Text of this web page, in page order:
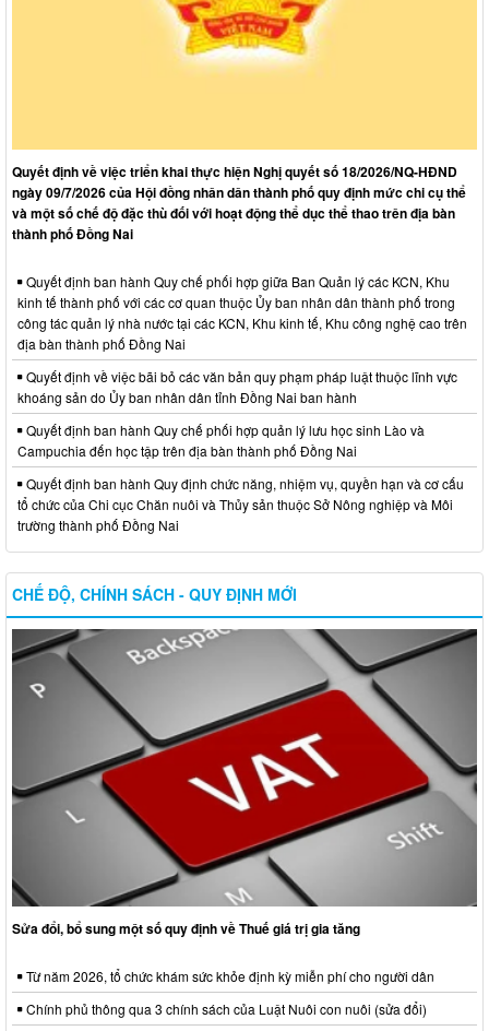
Quyết định về việc triển khai thực hiện Nghị quyết số 18/2026/NQ-HĐND
ngày 09/7/2026 của Hội đồng nhân dân thành phố quy định mức chi cụ thể
và một số chế độ đặc thù đối với hoạt động thể dục thể thao trên địa bàn
thành phố Đồng Nai
Quyết định ban hành Quy chế phối hợp giữa Ban Quản lý các KCN, Khu
kinh tế thành phố với các cơ quan thuộc Ủy ban nhân dân thành phố trong
công tác quản lý nhà nước tại các KCN, Khu kinh tế, Khu công nghệ cao trên
địa bàn thành phố Đồng Nai
Quyết định về việc bãi bỏ các văn bản quy phạm pháp luật thuộc lĩnh vực
khoáng sản do Ủy ban nhân dân tỉnh Đồng Nai ban hành
Quyết định ban hành Quy chế phối hợp quản lý lưu học sinh Lào và
Campuchia đến học tập trên địa bàn thành phố Đồng Nai
Quyết định ban hành Quy định chức năng, nhiệm vụ, quyền hạn và cơ cấu
tổ chức của Chi cục Chăn nuôi và Thủy sản thuộc Sở Nông nghiệp và Môi
trường thành phố Đồng Nai
CHẾ ĐỘ, CHÍNH SÁCH - QUY ĐỊNH MỚI
Sửa đổi, bổ sung một số quy định về Thuế giá trị gia tăng
Từ năm 2026, tổ chức khám sức khỏe định kỳ miễn phí cho người dân
Chính phủ thông qua 3 chính sách của Luật Nuôi con nuôi (sửa đổi)